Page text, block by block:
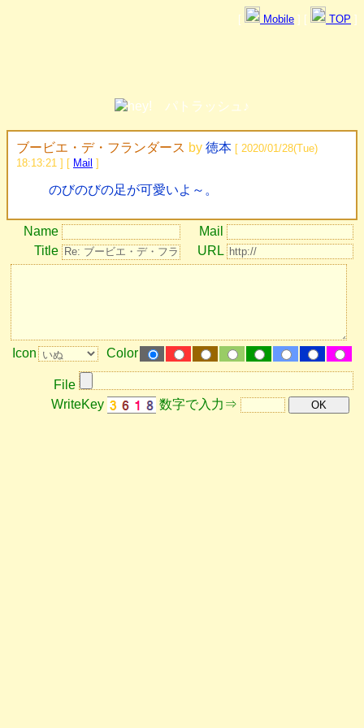
[ Mobile ] [ TOP ]
ブービエ・デ・フランダース by 徳本 [ 2020/01/28(Tue)
18:13:21 ] [ Mail ]
のびのびの足が可愛いよ～。
Name
Mail
Title
URL
Icon Color
File
WriteKey
数字で入力⇒